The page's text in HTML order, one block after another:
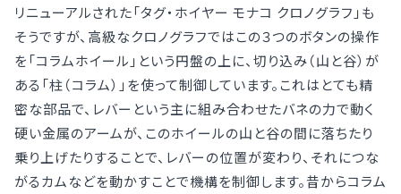
リニューアルされた「タグ・ホイヤー モナコ クロノグラフ」も
そうですが、高級なクロノグラフではこの３つのボタンの操作
を「コラムホイール」という円盤の上に、切り込み（山と谷）が
ある「柱（コラム）」を使って制御しています。これはとても精
密な部品で、レバーという主に組み合わせたバネの力で動く
硬い金属のアームが、このホイールの山と谷の間に落ちたり
乗り上げたりすることで、レバーの位置が変わり、それにつな
がるカムなどを動かすことで機構を制御します。昔からコラム